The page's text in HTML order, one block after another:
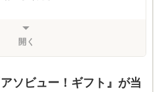
開く
ソビュー！ギフト』が当